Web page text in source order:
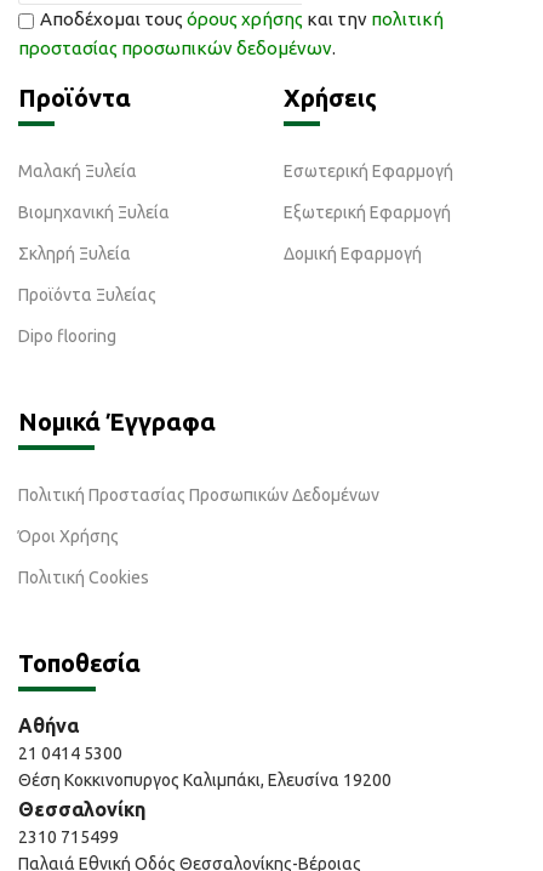
Αποδέχομαι τους όρους χρήσης και την πολιτική
προστασίας προσωπικών δεδομένων.
Προϊόντα
Μαλακή Ξυλεία
Βιομηχανική Ξυλεία
Σκληρή Ξυλεία
Προϊόντα Ξυλείας
Dipo flooring
Χρήσεις
Εσωτερική Εφαρμογή
Εξωτερική Εφαρμογή
Δομική Εφαρμογή
Νομικά Έγγραφα
Πολιτική Προστασίας Προσωπικών Δεδομένων
Όροι Χρήσης
Πολιτική Cookies
Τοποθεσία
Αθήνα
21 0414 5300
Θέση Κοκκινοπυργος Καλιμπάκι, Ελευσίνα 19200
Θεσσαλονίκη
2310 715499
Παλαιά Εθνική Οδός Θεσσαλονίκης-Βέροιας